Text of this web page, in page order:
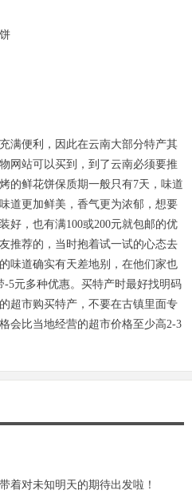
满便利，因此在云南大部分特产其
网站可以买到，到了云南必须要推
的鲜花饼保质期一般只有7天，味道
道更加鲜美，香气更为浓郁，想要
好，也有满100或200元就包邮的优
推荐的，当时抱着试一试的心态去
味道确实有天差地别，在他们家也
5元多种优惠。买特产时最好找明码
超市购买特产，不要在古镇里面专
会比当地经营的超市价格至少高2-3
着对未知明天的期待出发啦！